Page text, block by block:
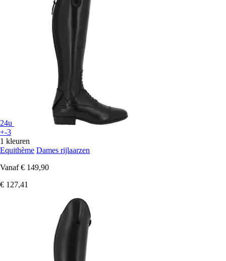
24u
+-3
1 kleuren
Equithème Dames rijlaarzen
Vanaf € 149,90
€ 127,41